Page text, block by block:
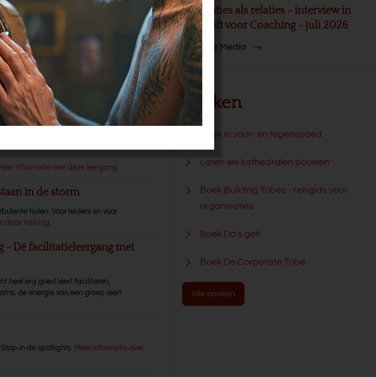
Wat ons mensen maakt 20
Burgers’ Bush
Organisaties als relaties - interview in
Tijdschrift voor Coaching - juli 2026
Meer In de Media
informatie over deze leergang
in de storm
tijden. Voor leiders en voor
deze training
- Dé facilitatieleergang met
heel erg goed leert faciliteren,
de energie van een groep leert
in de spotlights. Meer informatie over
Boeken
Boek In voor- en tegenspoed
Laten we kathedralen bouwen
Boek Building Tribes - reisgids voor
organisaties
Boek Da's gek
Boek De Corporate Tribe
Alle boeken